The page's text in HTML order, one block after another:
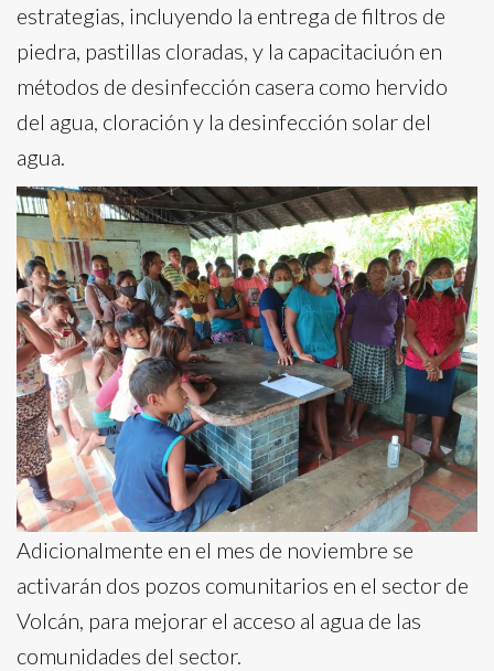
estrategias, incluyendo la entrega de filtros de
piedra, pastillas cloradas, y la capacitaciuón en
métodos de desinfección casera como hervido
del agua, cloración y la desinfección solar del
agua.
Adicionalmente en el mes de noviembre se
activarán dos pozos comunitarios en el sector de
Volcán, para mejorar el acceso al agua de las
comunidades del sector.